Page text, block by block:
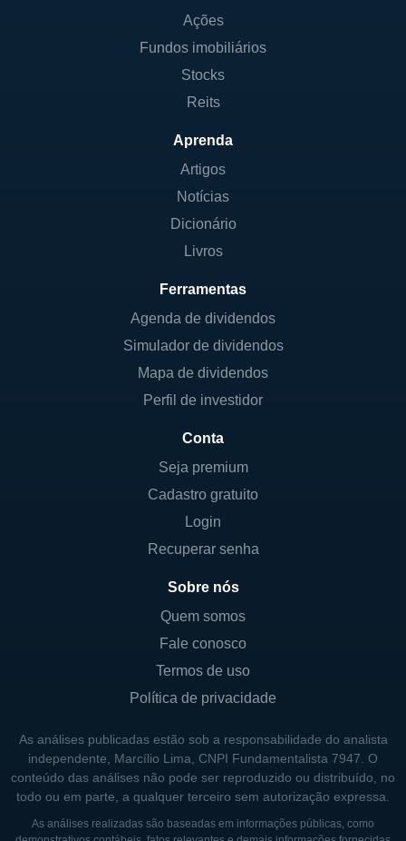
Ações
Fundos imobiliários
Stocks
Reits
Aprenda
Artigos
Notícias
Dicionário
Livros
Ferramentas
Agenda de dividendos
Simulador de dividendos
Mapa de dividendos
Perfil de investidor
Conta
Seja premium
Cadastro gratuito
Login
Recuperar senha
Sobre nós
Quem somos
Fale conosco
Termos de uso
Política de privacidade
As análises publicadas estão sob a responsabilidade do analista
independente, Marcílio Lima, CNPI Fundamentalista 7947. O
conteúdo das análises não pode ser reproduzido ou distribuído, no
todo ou em parte, a qualquer terceiro sem autorização expressa.
As análises realizadas são baseadas em informações públicas, como